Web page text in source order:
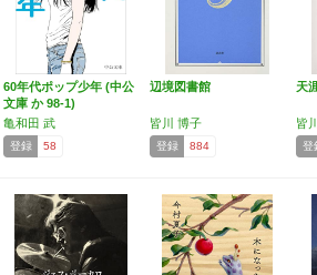
60年代ポップ少年 (中公
文庫 か 98-1)
亀和田 武
登録 58
辺境図書館
皆川 博子
登録 884
天
皆
登